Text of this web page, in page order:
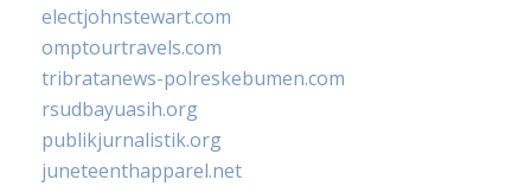
electjohnstewart.com
omptourtravels.com
tribratanews-polreskebumen.com
rsudbayuasih.org
publikjurnalistik.org
juneteenthapparel.net